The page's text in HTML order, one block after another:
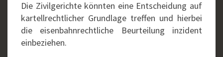
Die Zivilgerichte könnten eine Entscheidung auf
kartellrechtlicher Grundlage treffen und hierbei
die eisenbahnrechtliche Beurteilung inzident
einbeziehen.